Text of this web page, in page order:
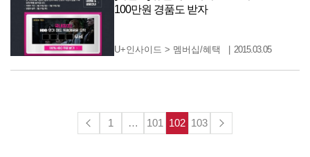
100만원 경품도 받자
U+인사이드 > 멤버십/혜택 2015.03.05
1 … 101 102 103